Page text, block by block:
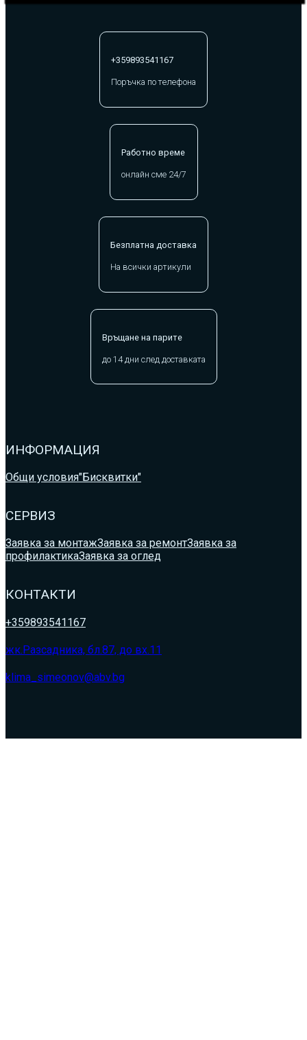
+359893541167
Поръчка по телефона
Работно време
онлайн сме 24/7
Безплатна доставка
На всички артикули
Връщане на парите
до 14 дни след доставката
ИНФОРМАЦИЯ
Общи условия"Бисквитки"
СЕРВИЗ
Заявка за монтажЗаявка за ремонтЗаявка за
профилактикаЗаявка за оглед
КОНТАКТИ
+359893541167
жк.Разсадника, бл.87, до вх.11
klima_simeonov@abv.bg